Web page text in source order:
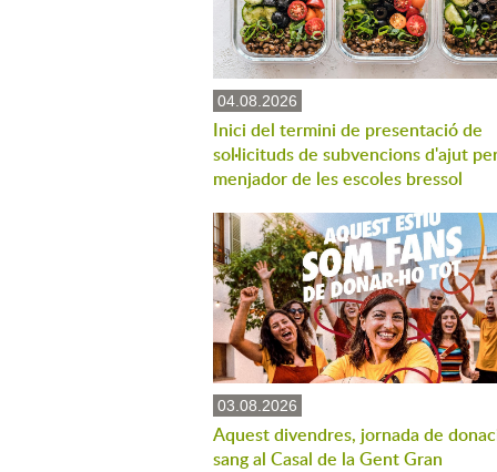
04.08.2026
Inici del termini de presentació de
sol·licituds de subvencions d'ajut
menjador de les escoles bressol
03.08.2026
Aquest divendres, jornada de
sang al Casal de la Gent Gran